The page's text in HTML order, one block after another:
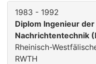
1983 - 1992
Diplom Ingenieur
Nachrichtentechnik
Rheinisch-
RWTH